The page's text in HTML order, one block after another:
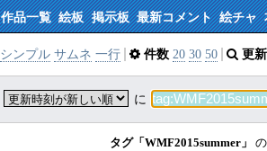
作品一覧 絵板 掲示板 最新コメント 絵チャ
シンプル サムネ 一行 件数 20 30 50 更
に
タグ「WMF2015summer」